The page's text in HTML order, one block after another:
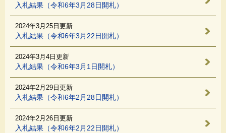
入札結果（令和6年3月28日開札）
入札結果（令和6年3月22日開札）
2024年3月25日更新
入札結果（令和6年3月1日開札）
2024年3月4日更新
入札結果（令和6年2月28日開札）
2024年2月29日更新
入札結果（令和6年2月22日開札）
2024年2月26日更新